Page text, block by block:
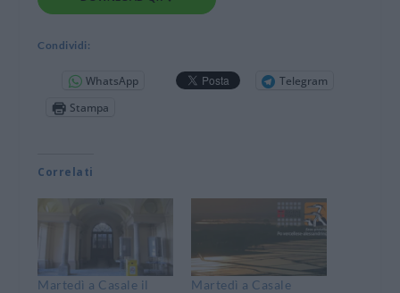
Condividi:
WhatsApp
Telegram
Stampa
Correlati
Martedì a Casale il
Martedì a Casale